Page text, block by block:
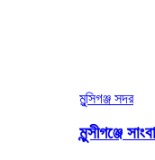
মুন্সিগঞ্জ সদর
মুন্সীগঞ্জে